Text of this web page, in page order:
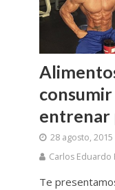
consumir
entrenar
28 agosto, 2015
Carlos Eduardo
Te